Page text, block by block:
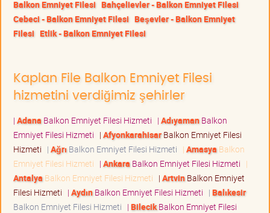
Balkon Emniyet Filesi Bahçelievler - Balkon Emniyet Filesi
Cebeci - Balkon Emniyet Filesi Beşevler - Balkon Emniyet
Filesi Etlik - Balkon Emniyet Filesi
Kaplan File Balkon Emniyet Filesi
hizmetini verdiğimiz şehirler
| Adana Balkon Emniyet Filesi Hizmeti | AdıyamanBalkon
Emniyet Filesi Hizmeti | AfyonkarahisarBalkon Emniyet Filesi
Hizmeti | Ağrı Balkon Emniyet Filesi Hizmeti | Amasya Balkon
Emniyet Filesi Hizmeti | Ankara Balkon Emniyet Filesi Hizmeti |
Antalya Balkon Emniyet Filesi Hizmeti | ArtvinBalkon Emniyet
Filesi Hizmeti | AydınBalkon Emniyet Filesi Hizmeti | Balıkesir
Balkon Emniyet Filesi Hizmeti | BilecikBalkon Emniyet Filesi